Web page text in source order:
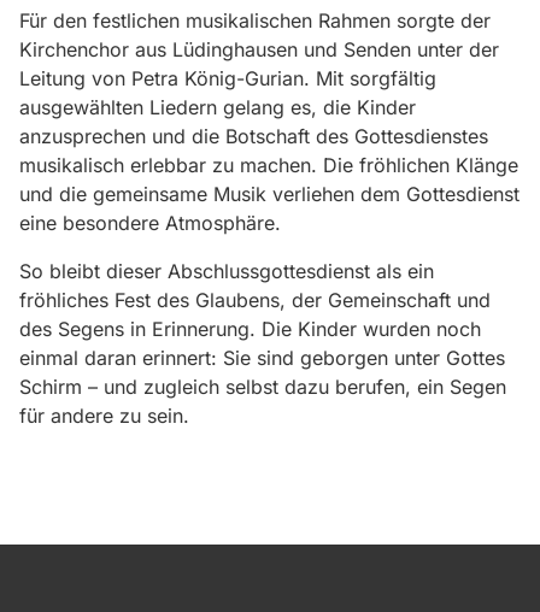
Für den festlichen musikalischen Rahmen sorgte der
Kirchenchor aus Lüdinghausen und Senden unter der
Leitung von Petra König-Gurian. Mit sorgfältig
ausgewählten Liedern gelang es, die Kinder
anzusprechen und die Botschaft des Gottesdienstes
musikalisch erlebbar zu machen. Die fröhlichen Klänge
und die gemeinsame Musik verliehen dem Gottesdienst
eine besondere Atmosphäre.
So bleibt dieser Abschlussgottesdienst als ein
fröhliches Fest des Glaubens, der Gemeinschaft und
des Segens in Erinnerung. Die Kinder wurden noch
einmal daran erinnert: Sie sind geborgen unter Gottes
Schirm – und zugleich selbst dazu berufen, ein Segen
für andere zu sein.